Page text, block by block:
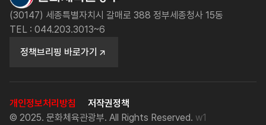
(30147) 세종특별자치시 갈매로 388 정부세종청사 15동
TEL : 044.203.3013~6
정책브리핑 바로가기
개인정보처리방침
저작권정책
© 2025. 문화체육관광부. All Rights Reserved. w1